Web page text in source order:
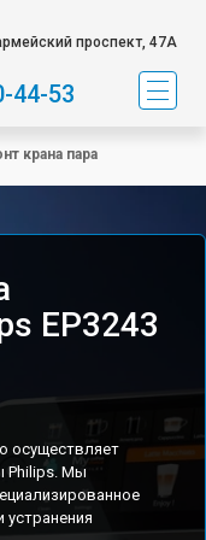
проспект, 47А
44-53
крана пара
EP3243
осуществляет
Philips. Мы